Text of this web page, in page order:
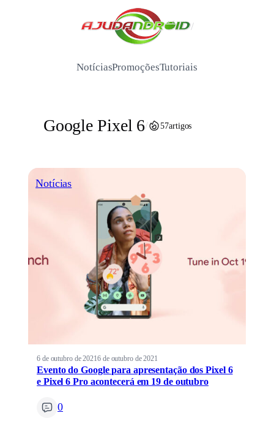
/
NotíciasPromoçõesTutoriais
Google Pixel 6/ 57artigos
Notícias
6 de outubro de 20216 de outubro de 2021
Evento do Google para apresentação dos Pixel 6
e Pixel 6 Pro acontecerá em 19 de outubro
0